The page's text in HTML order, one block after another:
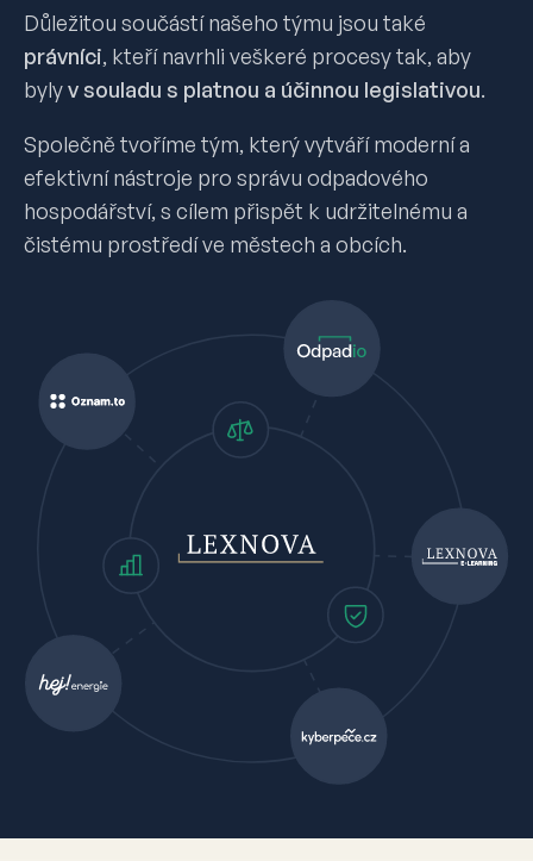
Důležitou součástí našeho týmu jsou také
právníci, kteří navrhli veškeré procesy tak, aby
bylyv souladu s platnou a účinnou legislativou.
Společně tvoříme tým, který vytváří moderní a
efektivní nástroje pro správu odpadového
hospodářství, s cílem přispět k udržitelnému a
čistému prostředí ve městech a obcích.